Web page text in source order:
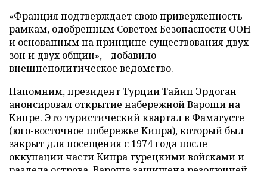
«Франция подтверждает свою приверженность
рамкам, одобренным Советом Безопасности ООН
и основанным на принципе существования двух
зон и двух общин», - добавило
внешнеполитическое ведомство.
Напомним, президент Турции Тайип Эрдоган
анонсировал открытие набережной Вароши на
Кипре. Это туристический квартал в Фамагусте
(юго-восточное побережье Кипра), который был
закрыт для посещения с 1974 года после
оккупации части Кипра турецкими войсками и